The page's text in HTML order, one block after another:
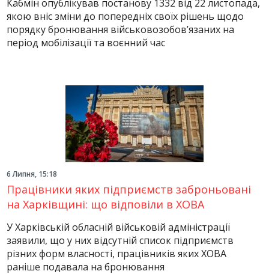
Кабмін опублікував постанову 1332 від 22 листопада,
якою вніс зміни до попередніх своїх рішень щодо
порядку бронювання військовозобов’язаних на
період мобілізації та воєнний час
6 Липня, 15:18
Працівники яких підприємств заброньовані
на Харківщині: що відповіли в ХОВА
У Харківській обласній військовій адміністрації
заявили, що у них відсутній список підприємств
різних форм власності, працівників яких ХОВА
раніше подавала на бронювання